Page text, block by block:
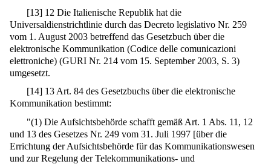
[13] 12 Die Italienische Republik hat die
Universaldienstrichtlinie durch das Decreto legislativo Nr. 259
vom 1. August 2003 betreffend das Gesetzbuch über die
elektronische Kommunikation (Codice delle comunicazioni
elettroniche) (GURI Nr. 214 vom 15. September 2003, S. 3)
umgesetzt.
[14] 13 Art. 84 des Gesetzbuchs über die elektronische
Kommunikation bestimmt:
"(1) Die Aufsichtsbehörde schafft gemäß Art. 1 Abs. 11, 12
und 13 des Gesetzes Nr. 249 vom 31. Juli 1997 [über die
Errichtung der Aufsichtsbehörde für das Kommunikationswesen
und zur Regelung der Telekommunikations- und